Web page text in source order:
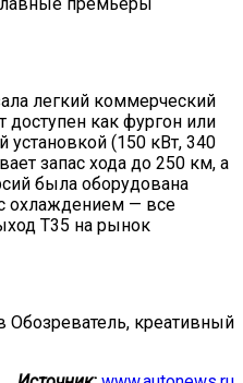
легкий коммерческий
доступен как фургон или
установкой (150 кВт, 340
запас хода до 250 км, а
была оборудована
охлаждением — все
T35 на рынок
Обозреватель, креативный